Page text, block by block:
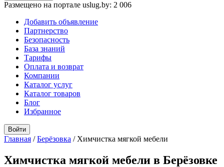
Размещено на портале uslug.by: 2 006
Добавить объявление
Партнерство
Безопасность
База знаний
Тарифы
Оплата и возврат
Компании
Каталог услуг
Каталог товаров
Блог
Избранное
Войти
Главная / Берёзовка / Химчистка мягкой мебели
Химчистка мягкой мебели в Берёзовке